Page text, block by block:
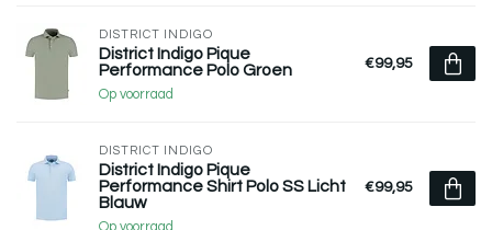
DISTRICT INDIGO
District Indigo Pique
Performance Polo Groen
Op voorraad
€99,95
DISTRICT INDIGO
District Indigo Pique
Performance Shirt Polo SS Licht
Blauw
Op voorraad
€99,95